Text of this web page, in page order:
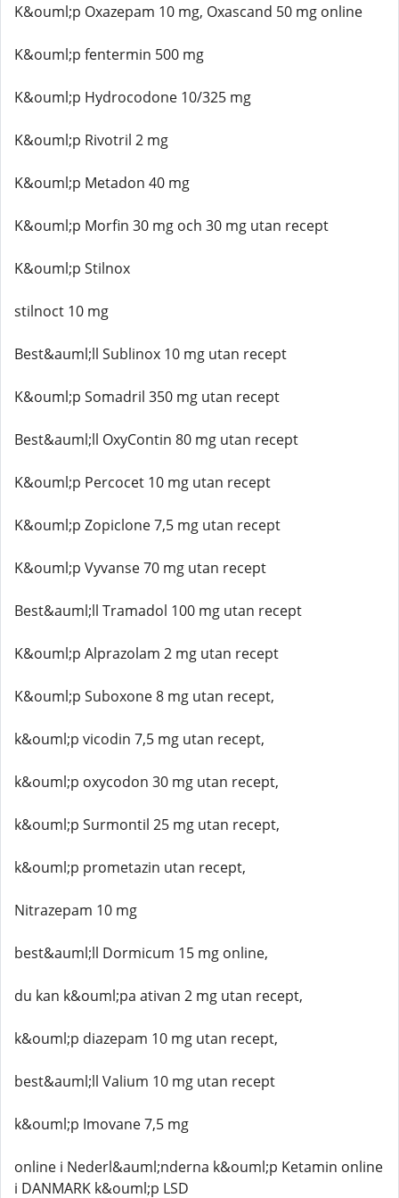
K&ouml;p Oxazepam 10 mg, Oxascand 50 mg online
K&ouml;p fentermin 500 mg
K&ouml;p Hydrocodone 10/325 mg
K&ouml;p Rivotril 2 mg
K&ouml;p Metadon 40 mg
K&ouml;p Morfin 30 mg och 30 mg utan recept
K&ouml;p Stilnox
stilnoct 10 mg
Best&auml;ll Sublinox 10 mg utan recept
K&ouml;p Somadril 350 mg utan recept
Best&auml;ll OxyContin 80 mg utan recept
K&ouml;p Percocet 10 mg utan recept
K&ouml;p Zopiclone 7,5 mg utan recept
K&ouml;p Vyvanse 70 mg utan recept
Best&auml;ll Tramadol 100 mg utan recept
K&ouml;p Alprazolam 2 mg utan recept
K&ouml;p Suboxone 8 mg utan recept,
k&ouml;p vicodin 7,5 mg utan recept,
k&ouml;p oxycodon 30 mg utan recept,
k&ouml;p Surmontil 25 mg utan recept,
k&ouml;p prometazin utan recept,
Nitrazepam 10 mg
best&auml;ll Dormicum 15 mg online,
du kan k&ouml;pa ativan 2 mg utan recept,
k&ouml;p diazepam 10 mg utan recept,
best&auml;ll Valium 10 mg utan recept
k&ouml;p Imovane 7,5 mg
online i Nederl&auml;nderna k&ouml;p Ketamin online
i DANMARK k&ouml;p LSD